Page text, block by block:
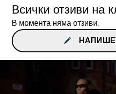
Всички отзиви на
В момента няма отзиви.